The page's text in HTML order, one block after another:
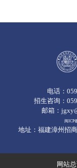
电话：
招生咨询：
邮箱：
闽ICP
地址：福建漳州招
网站